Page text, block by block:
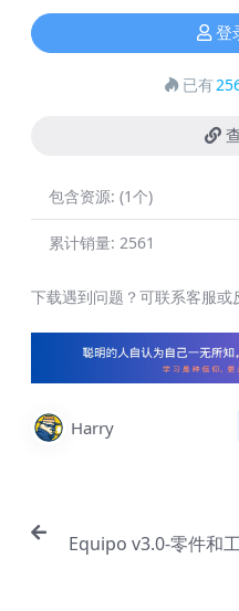
登
已有
包含资源: (1个)
累计销量: 2561
下载遇到问题？可联系客服或
Harry
Equipo v3.0-零件和